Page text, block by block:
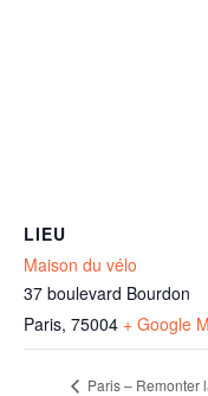
LIEU
Maison du vélo
37 boulevard Bourdon
Paris, 75004 + Google
Paris – Remonter